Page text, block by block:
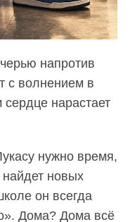
напротив
с волнением в
нарастает
нужно время,
найдет новых
он всегда
Дома? Дома всё